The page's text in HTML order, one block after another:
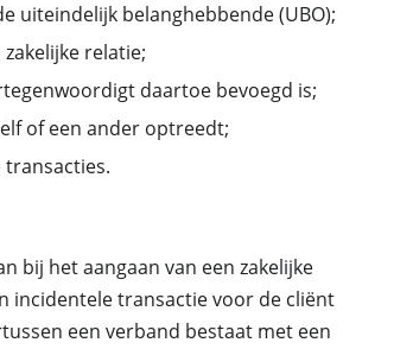
uiteindelijk belanghebbende (UBO);
relatie;
daartoe bevoegd is;
of een ander optreedt;
bij het aangaan van een zakelijke
incidentele transactie voor de cliënt
een verband bestaat met een